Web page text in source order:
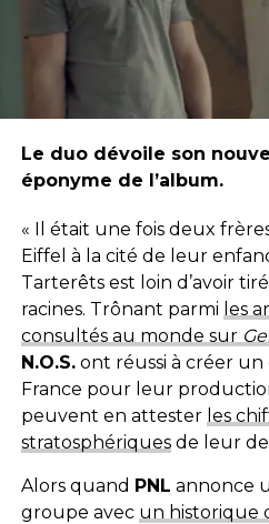
Le duo dévoile son
éponyme de l’album.
« Il était une fois deux
Eiffel à la cité de leur
Tarterêts est loin d’avoir
racines. Trônant parmi les
consultés au monde sur
N.O.S.ont réussi à créer
France pour leur
peuvent en attester les
stratosphériquesde leur
Alors quand PNL annonce
groupe avec un historique